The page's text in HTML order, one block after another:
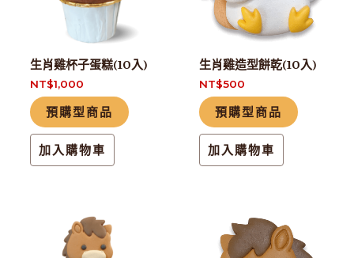
生肖雞杯子蛋糕(10入)
NT$1,000
預購型商品
加入購物車
生肖雞造型餅乾(10入)
NT$500
預購型商品
加入購物車